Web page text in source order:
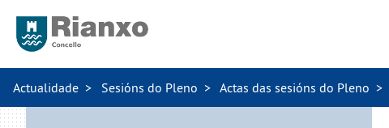
Actualidade Sesións do Pleno Actas das sesións do Pleno